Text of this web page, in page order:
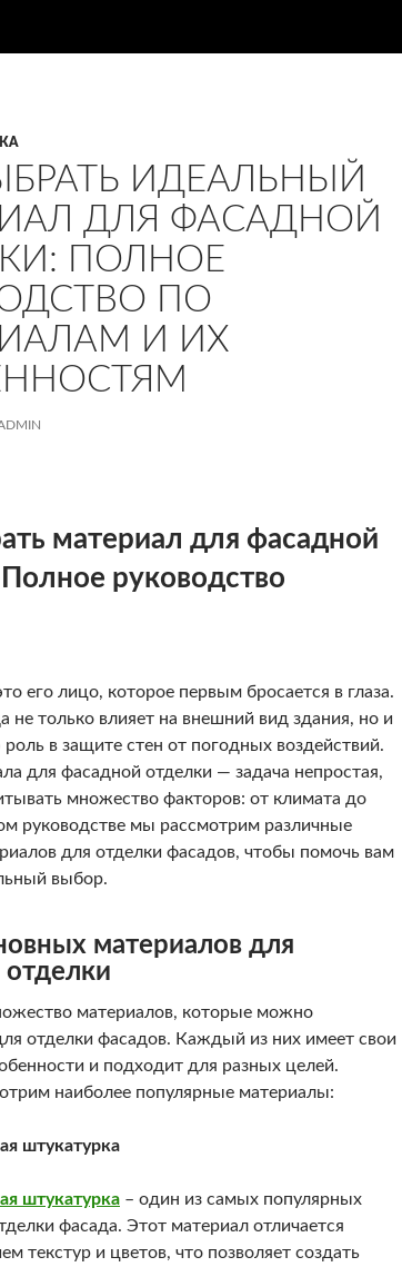
ИДЕАЛЬНЫЙ
ДЛЯ ФАСАДНОЙ
ПОЛНОЕ
ПО
И ИХ
материал для фасадной
руководство
его лицо, которое первым бросается в глаза.
не только влияет на внешний вид здания, но и
в защите стен от погодных воздействий.
для фасадной отделки — задача непростая,
множество факторов: от климата до
руководстве мы рассмотрим различные
для отделки фасадов, чтобы помочь вам
выбор.
материалов для
материалов, которые можно
отделки фасадов. Каждый из них имеет свои
и подходит для разных целей.
наиболее популярные материалы:
штукатурка
штукатурка – один из самых популярных
фасада. Этот материал отличается
текстур и цветов, что позволяет создать